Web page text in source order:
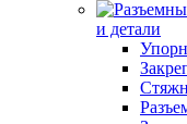
и детали